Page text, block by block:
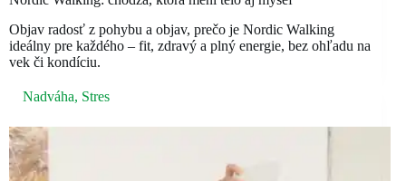
Objav radosť z pohybu a objav, prečo je Nordic Walking
ideálny pre každého – fit, zdravý a plný energie, bez ohľadu na
vek či kondíciu.
Nadváha, Stres